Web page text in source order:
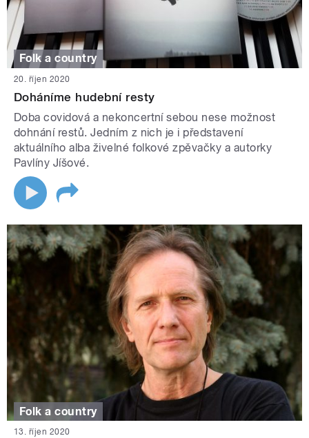
Folk a country
20. říjen 2020
Doháníme hudební resty
Doba covidová a nekoncertní sebou nese možnost
dohnání restů. Jedním z nich je i představení
aktuálního alba živelné folkové zpěvačky a autorky
Pavlíny Jíšové.
Folk a country
13. říjen 2020